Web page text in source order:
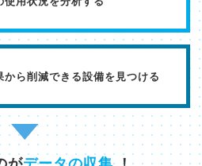
から削減できる設備を見つける